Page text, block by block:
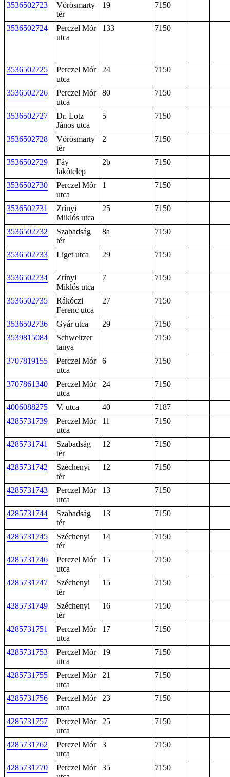
3536502723
Vörösmarty
tér
19 7150
3536502724
Perczel Mór
utca
133 7150
3536502725
Perczel Mór
utca
24 7150
3536502726
Perczel Mór
utca
80 7150
3536502727
Dr. Lotz
János utca
5 7150
3536502728
Vörösmarty
tér
2 7150
3536502729
Fáy
lakótelep
2b 7150
3536502730
Perczel Mór
utca
1 7150
3536502731
Zrínyi
Miklós utca
25 7150
3536502732
Szabadság
tér
8a 7150
3536502733 Liget utca 29 7150
3536502734
Zrínyi
Miklós utca
7 7150
3536502735
Rákóczi
Ferenc utca
27 7150
3536502736 Gyár utca 29
7150
3539815084
Schweitzer
tanya
7150
3707819155
Perczel Mór
utca
6 7150
3707861340
Perczel Mór
utca
24 7150
4006088275 V. utca 40
7187
4285731739
Perczel Mór
utca
11 7150
4285731741
Szabadság
tér
12 7150
4285731742
Széchenyi
tér
12 7150
4285731743
Perczel Mór
utca
13 7150
4285731744
Szabadság
tér
13 7150
4285731745
Széchenyi
tér
14 7150
4285731746
Perczel Mór
utca
15 7150
4285731747
Széchenyi
tér
15 7150
4285731749
Széchenyi
tér
16 7150
4285731751
Perczel Mór
utca
17 7150
4285731753
Perczel Mór
utca
19 7150
4285731755
Perczel Mór
utca
21 7150
4285731756
Perczel Mór
utca
23 7150
4285731757
Perczel Mór
utca
25 7150
4285731762
Perczel Mór
utca
3 7150
4285731770
Perczel Mór
35 7150